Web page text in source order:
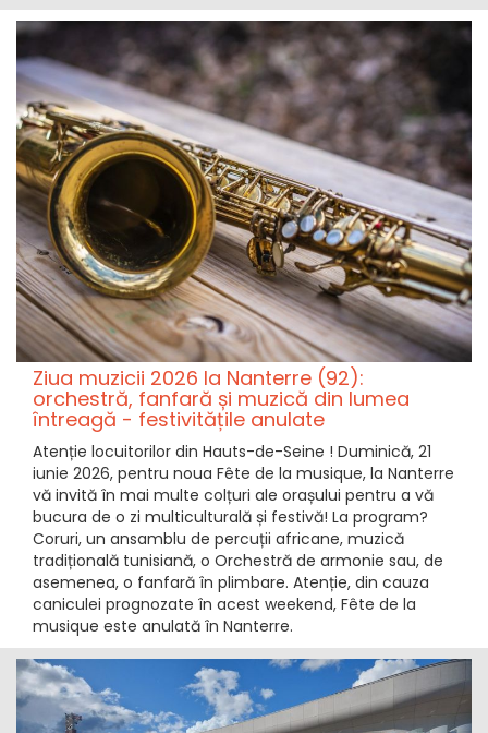
Ziua muzicii 2026 la Nanterre (92):
orchestră, fanfară și muzică din lumea
întreagă - festivitățile anulate
Atenție locuitorilor din Hauts-de-Seine ! Duminică, 21
iunie 2026, pentru noua Fête de la musique, la Nanterre
vă invită în mai multe colțuri ale orașului pentru a vă
bucura de o zi multiculturală și festivă! La program?
Coruri, un ansamblu de percuții africane, muzică
tradițională tunisiană, o Orchestră de armonie sau, de
asemenea, o fanfară în plimbare. Atenție, din cauza
caniculei prognozate în acest weekend, Fête de la
musique este anulată în Nanterre.